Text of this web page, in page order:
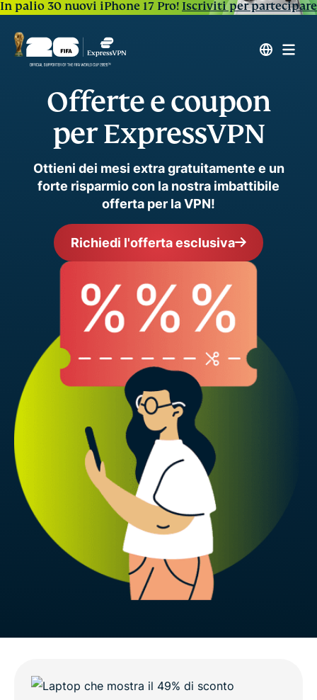
In palio 30 nuovi iPhone 17 Pro! Iscriviti per partecipare
Offerte e coupon
per ExpressVPN
Ottieni dei mesi extra gratuitamente e un
forte risparmio con la nostra imbattibile
offerta per la VPN!
Richiedi l'offerta esclusiva